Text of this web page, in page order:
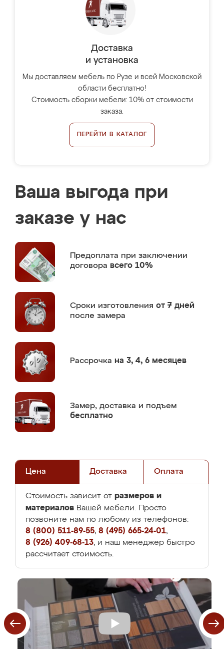
Доставка
и установка
Мы доставляем мебель по Рузе и всей Московской
области бесплатно!
Стоимость сборки мебели: 10% от стоимости
заказа.
ПЕРЕЙТИ В КАТАЛОГ
Ваша выгода при
заказе у нас
Предоплата при заключении
договора всего 10%
Сроки изготовления от 7 дней
после замера
Рассрочка на 3, 4, 6 месяцев
Замер, доставка и подъем
бесплатно
Цена Доставка Оплата
Стоимость зависит от размеров и
материалов Вашей мебели. Просто
позвоните нам по любому из телефонов:
8 (800) 511-89-55, 8 (495) 665-24-01,
8 (926) 409-68-13, и наш менеджер быстро
рассчитает стоимость.